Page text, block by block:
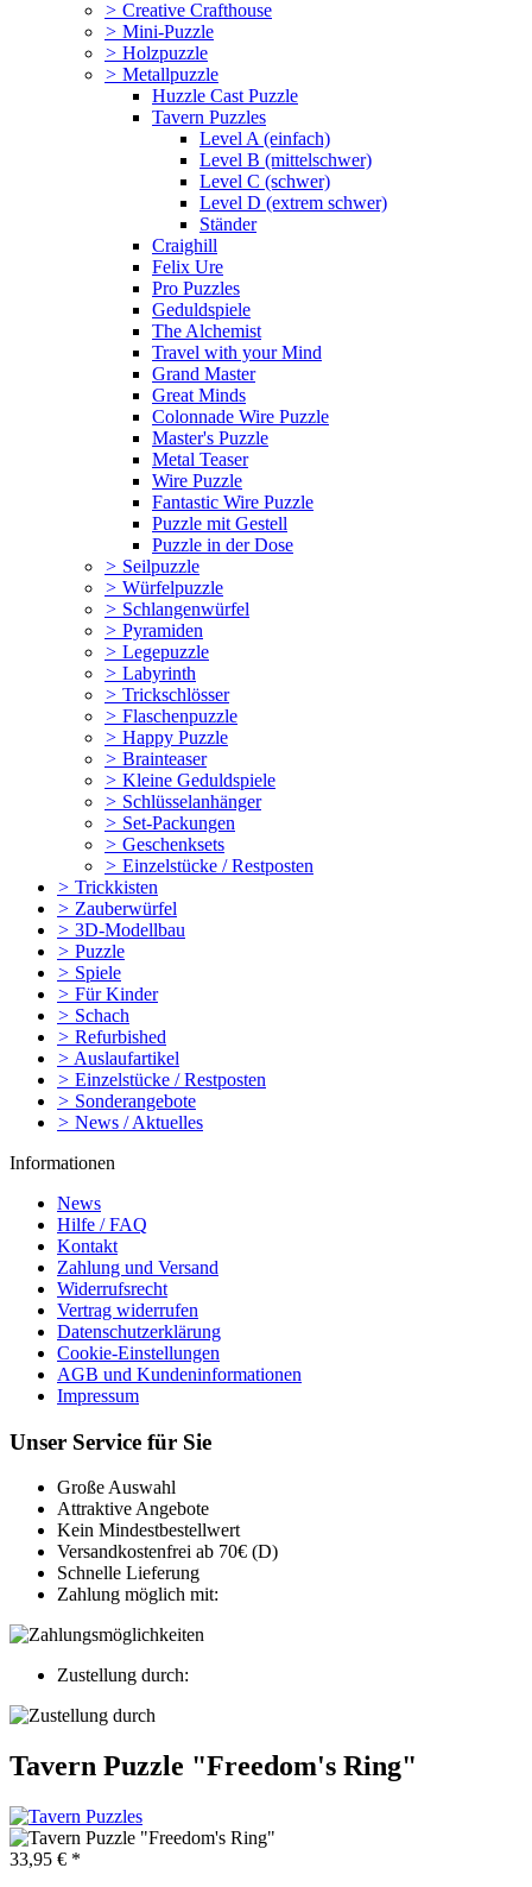
> Creative Crafthouse
> Mini-Puzzle
> Holzpuzzle
> Metallpuzzle
Huzzle Cast Puzzle
Tavern Puzzles
Level A (einfach)
Level B (mittelschwer)
Level C (schwer)
Level D (extrem schwer)
Ständer
Craighill
Felix Ure
Pro Puzzles
Geduldspiele
The Alchemist
Travel with your Mind
Grand Master
Great Minds
Colonnade Wire Puzzle
Master's Puzzle
Metal Teaser
Wire Puzzle
Fantastic Wire Puzzle
Puzzle mit Gestell
Puzzle in der Dose
> Seilpuzzle
> Würfelpuzzle
> Schlangenwürfel
> Pyramiden
> Legepuzzle
> Labyrinth
> Trickschlösser
> Flaschenpuzzle
> Happy Puzzle
> Brainteaser
> Kleine Geduldspiele
> Schlüsselanhänger
> Set-Packungen
> Geschenksets
> Einzelstücke / Restposten
> Trickkisten
> Zauberwürfel
> 3D-Modellbau
> Puzzle
> Spiele
> Für Kinder
> Schach
> Refurbished
> Auslaufartikel
> Einzelstücke / Restposten
> Sonderangebote
> News / Aktuelles
Informationen
News
Hilfe / FAQ
Kontakt
Zahlung und Versand
Widerrufsrecht
Vertrag widerrufen
Datenschutzerklärung
Cookie-Einstellungen
AGB und Kundeninformationen
Impressum
Unser Service für Sie
Große Auswahl
Attraktive Angebote
Kein Mindestbestellwert
Versandkostenfrei ab 70€ (D)
Schnelle Lieferung
Zahlung möglich mit:
Zustellung durch:
Tavern Puzzle "Freedom's Ring"
33,95 € *